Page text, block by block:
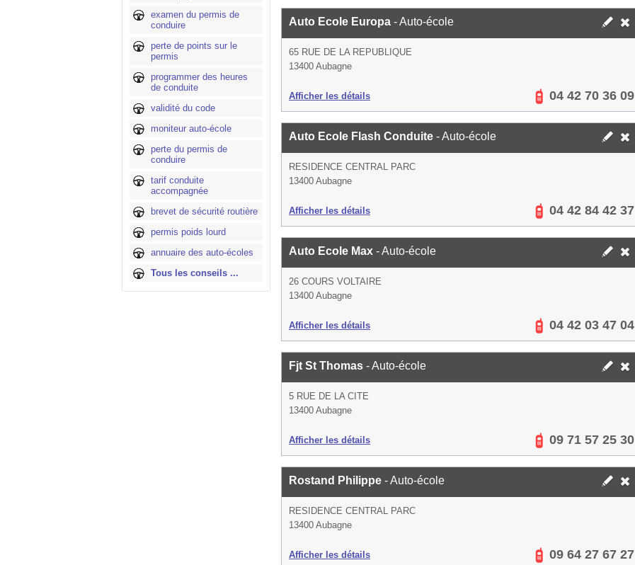
examen du permis de
conduire
perte de points sur le
permis
programmer des heures
de conduite
validité du code
moniteur auto-école
perte du permis de
conduire
tarif conduite
accompagnée
brevet de sécurité routière
permis poids lourd
annuaire des auto-écoles
Tous les conseils ...
Auto Ecole Europa - Auto-école
65 RUE DE LA REPUBLIQUE
13400 Aubagne
Afficher les détails 04 42 70 36 09
Auto Ecole Flash Conduite - Auto-école
RESIDENCE CENTRAL PARC
13400 Aubagne
Afficher les détails 04 42 84 42 37
Auto Ecole Max - Auto-école
26 COURS VOLTAIRE
13400 Aubagne
Afficher les détails 04 42 03 47 04
Fjt St Thomas - Auto-école
5 RUE DE LA CITE
13400 Aubagne
Afficher les détails 09 71 57 25 30
Rostand Philippe - Auto-école
RESIDENCE CENTRAL PARC
13400 Aubagne
Afficher les détails 09 64 27 67 27